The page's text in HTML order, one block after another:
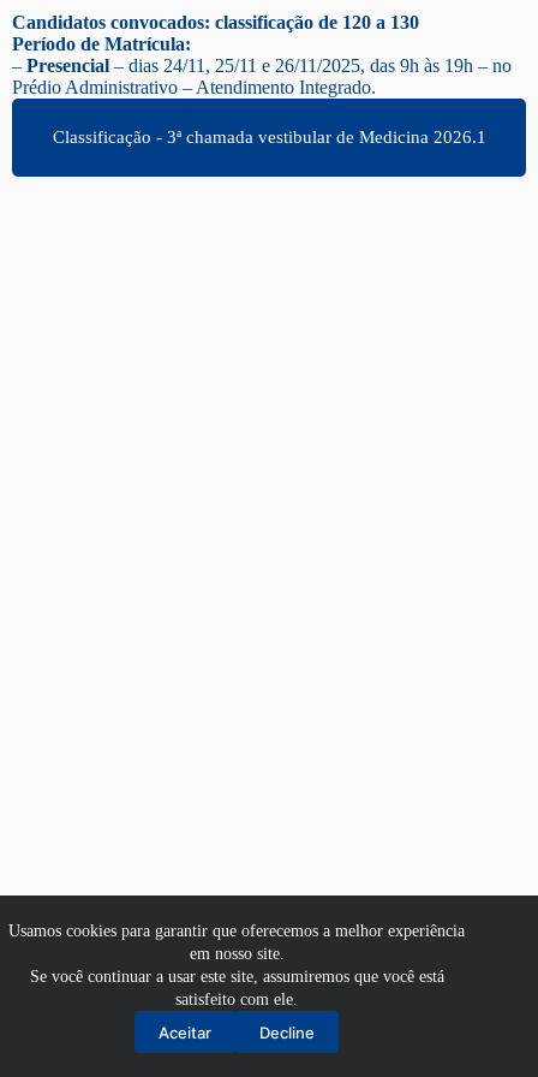
Usamos cookies para garantir que oferecemos a melhor experiência
em nosso site.
Se você continuar a usar este site, assumiremos que você está
satisfeito com ele.
Aceitar Decline
Candidatos convocados: classificação de 120 a 130
Período de Matrícula:
– Presencial – dias 24/11, 25/11 e 26/11/2025, das 9h às 19h – no
Prédio Administrativo – Atendimento Integrado.
Classificação - 3ª chamada vestibular de Medicina 2026.1